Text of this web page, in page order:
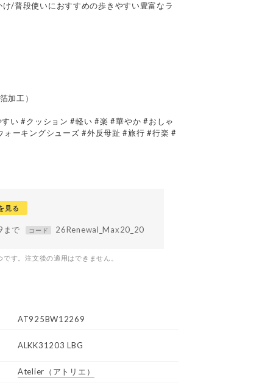
/普段使いにおすすめの歩きやすい豊富なラ
加工）
い #クッション #軽い #楽 #華やか #おしゃ
ーキングシューズ #外反母趾 #旅行 #行楽 #
見る
まで コード 26Renewal_Max20_20
す。注文後の適用はできません。
AT925BW12269
ALKK31203 LBG
Atelier （アトリエ）